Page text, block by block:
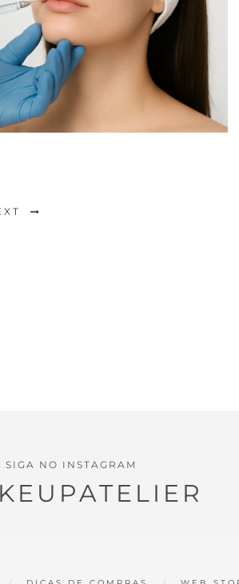
SIGA NO INSTAGRAM